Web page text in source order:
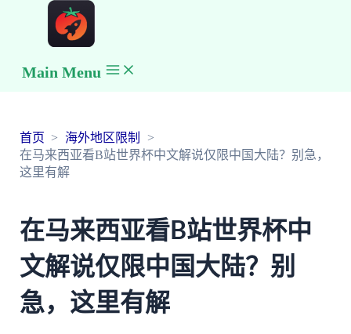
Main Menu
首页
海外地区限制
在马来西亚看B站世界杯中文解说仅限中国大陆？别急，
这里有解
在马来西亚看B站世界杯中
文解说仅限中国大陆？别
急，这里有解